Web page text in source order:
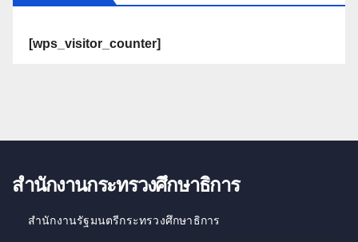
[wps_visitor_counter]
สำนักงานกระทรวงศึกษาธิการ
สำนักงานรัฐมนตรีกระทรวงศึกษาธิการ